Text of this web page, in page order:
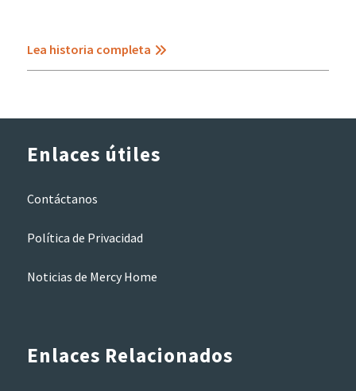
Lea historia completa
Enlaces útiles
Contáctanos
Política de Privacidad
Noticias de Mercy Home
Enlaces Relacionados